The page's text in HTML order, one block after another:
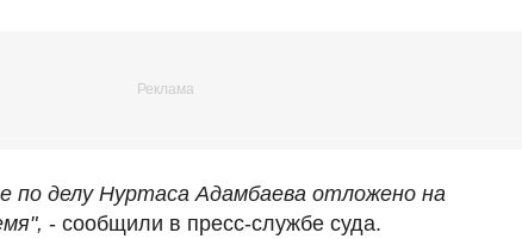
по делу Нуртаса Адамбаева отложено на
- сообщили в пресс-службе суда.